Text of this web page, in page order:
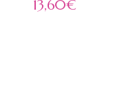
13,60€